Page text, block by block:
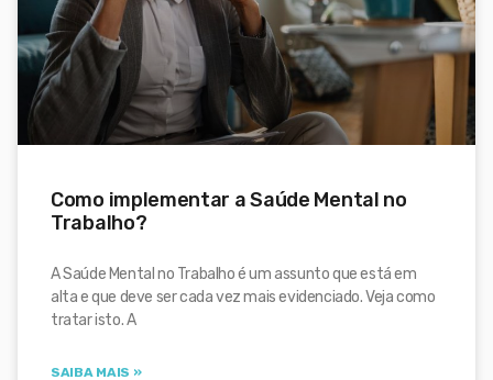
Como implementar a Saúde Mental no
Trabalho?
A Saúde Mental no Trabalho é um assunto que está em
alta e que deve ser cada vez mais evidenciado. Veja como
tratar isto. A
SAIBA MAIS »